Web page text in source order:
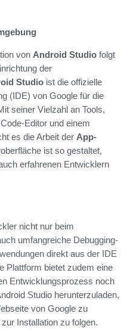
von Android Studio folgt
der
Studio ist die offizielle
(IDE) von Google für die
seiner Vielzahl an Tools,
Editor und einem
es die Arbeit der App-
ist so gestaltet,
erfahrenen Entwicklern
nicht nur beim
umfangreiche Debugging-
direkt aus der IDE
Plattform bietet zudem eine
Entwicklungsprozess noch
Studio herunterzuladen,
von Google zu
Installation zu folgen.